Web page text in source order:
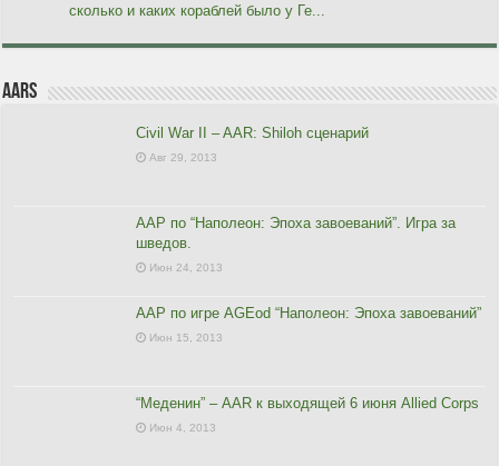
сколько и каких кораблей было у Ге...
AARs
Civil War II – AAR: Shiloh сценарий
Авг 29, 2013
ААР по “Наполеон: Эпоха завоеваний”. Игра за
шведов.
Июн 24, 2013
ААР по игре AGEod “Наполеон: Эпоха завоеваний”
Июн 15, 2013
“Меденин” – AAR к выходящей 6 июня Allied Corps
Июн 4, 2013